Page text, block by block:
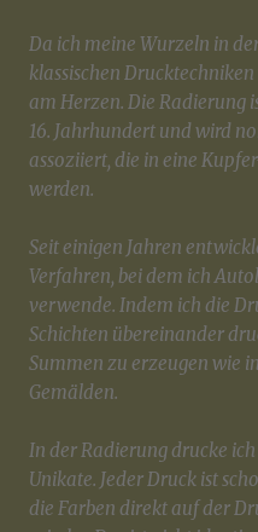
Da ich meine Wurzeln in
klassischen
am Herzen. Die Radierung
16. Jahrhundert und wird
assoziiert, die in eine
werden.
Seit einigen Jahren
Verfahren, bei dem ich
verwende. Indem ich die
Schichten übereinander
Summen zu erzeugen wie
Gemälden.
In der Radierung drucke
Unikate. Jeder Druck ist
die Farben direkt auf der